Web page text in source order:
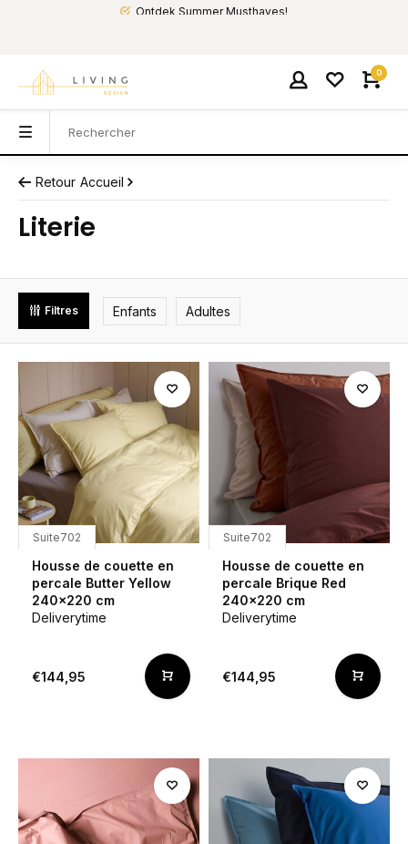
Ontdek Summer Musthaves!
0
Retour Accueil
Literie
Enfants Adultes
Filtres
Suite702
Housse de couette en
percale Butter Yellow
240x220 cm
Deliverytime
€144,95
Suite702
Housse de couette en
percale Brique Red
240x220 cm
Deliverytime
€144,95